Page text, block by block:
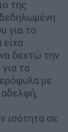
της
για το
είχα
δεχτώ την
τα
με
αδελφή,
ισότητα σε